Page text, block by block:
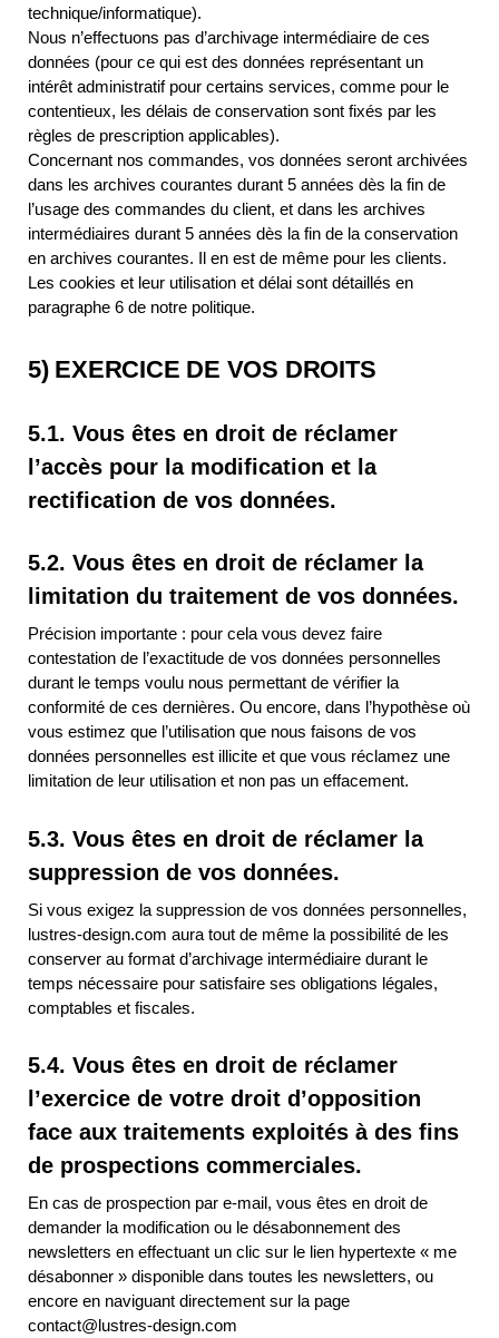
technique/informatique).
Nous n’effectuons pas d’archivage intermédiaire de ces
données (pour ce qui est des données représentant un
intérêt administratif pour certains services, comme pour le
contentieux, les délais de conservation sont fixés par les
règles de prescription applicables).
Concernant nos commandes, vos données seront archivées
dans les archives courantes durant 5 années dès la fin de
l’usage des commandes du client, et dans les archives
intermédiaires durant 5 années dès la fin de la conservation
en archives courantes. Il en est de même pour les clients.
Les cookies et leur utilisation et délai sont détaillés en
paragraphe 6 de notre politique.
5) EXERCICE DE VOS DROITS
5.1. Vous êtes en droit de réclamer
l’accès pour la modification et la
rectification de vos données.
5.2. Vous êtes en droit de réclamer la
limitation du traitement de vos données.
Précision importante : pour cela vous devez faire
contestation de l’exactitude de vos données personnelles
durant le temps voulu nous permettant de vérifier la
conformité de ces dernières. Ou encore, dans l’hypothèse où
vous estimez que l’utilisation que nous faisons de vos
données personnelles est illicite et que vous réclamez une
limitation de leur utilisation et non pas un effacement.
5.3. Vous êtes en droit de réclamer la
suppression de vos données.
Si vous exigez la suppression de vos données personnelles,
lustres-design.com aura tout de même la possibilité de les
conserver au format d’archivage intermédiaire durant le
temps nécessaire pour satisfaire ses obligations légales,
comptables et fiscales.
5.4. Vous êtes en droit de réclamer
l’exercice de votre droit d’opposition
face aux traitements exploités à des fins
de prospections commerciales.
En cas de prospection par e-mail, vous êtes en droit de
demander la modification ou le désabonnement des
newsletters en effectuant un clic sur le lien hypertexte « me
désabonner » disponible dans toutes les newsletters, ou
encore en naviguant directement sur la page
contact@lustres-design.com